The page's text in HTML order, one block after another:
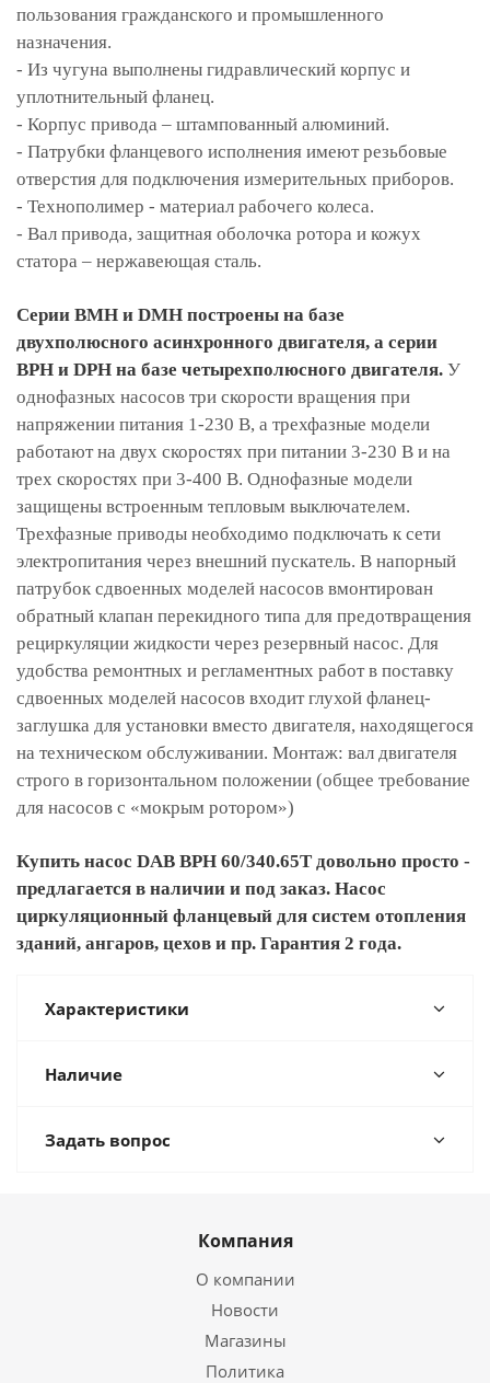
пользования гражданского и промышленного
назначения.
- Из чугуна выполнены гидравлический корпус и
уплотнительный фланец.
- Корпус привода – штампованный алюминий.
- Патрубки фланцевого исполнения имеют резьбовые
отверстия для подключения измерительных приборов.
- Технополимер - материал рабочего колеса.
- Вал привода, защитная оболочка ротора и кожух
статора – нержавеющая сталь.
Серии BMH и DMH построены на базе
двухполюсного асинхронного двигателя, а серии
BPH и DPH на базе четырехполюсного двигателя. У
однофазных насосов три скорости вращения при
напряжении питания 1-230 В, а трехфазные модели
работают на двух скоростях при питании 3-230 В и на
трех скоростях при 3-400 В. Однофазные модели
защищены встроенным тепловым выключателем.
Трехфазные приводы необходимо подключать к сети
электропитания через внешний пускатель. В напорный
патрубок сдвоенных моделей насосов вмонтирован
обратный клапан перекидного типа для предотвращения
рециркуляции жидкости через резервный насос. Для
удобства ремонтных и регламентных работ в поставку
сдвоенных моделей насосов входит глухой фланец-
заглушка для установки вместо двигателя, находящегося
на техническом обслуживании. Монтаж: вал двигателя
строго в горизонтальном положении (общее требование
для насосов с «мокрым ротором»)
Купить насос DAB BPH 60/340.65Т довольно просто -
предлагается в наличии и под заказ. Насос
циркуляционный фланцевый для систем отопления
зданий, ангаров, цехов и пр. Гарантия 2 года.
Характеристики
Наличие
Задать вопрос
Компания
О компании
Новости
Магазины
Политика